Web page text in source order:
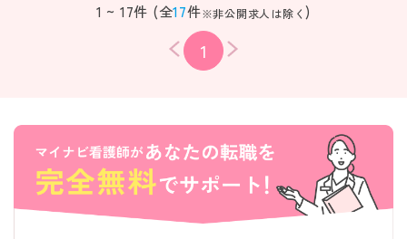
1 ~ 17件 (全17件※非公開求人は除く )
1